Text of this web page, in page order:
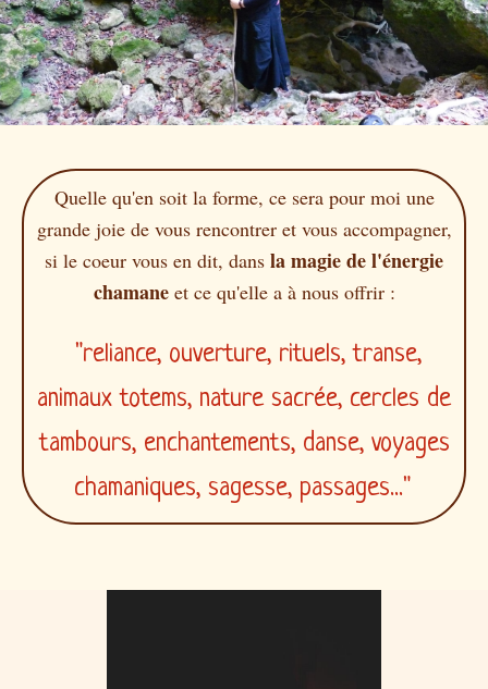
Quelle qu'en soit la forme, ce sera pour moi une
grande joie de vous rencontrer et vous accompagner,
si le coeur vous en dit, dans la magie de l'énergie
chamane et ce qu'elle a à nous offrir :
"reliance, ouverture, rituels, transe,
animaux totems, nature sacrée, cercles de
tambours, enchantements, danse, voyages
chamaniques, sagesse, passages..."